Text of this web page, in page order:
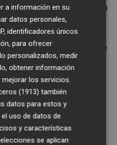
condujera a una
La situación actual
guerra en Ucrania
de los precios de
Brent ha pasado de
año a 120 dólares
de estímulo de
y Biden han
a información en su
datos personales,
identificadores únicos
para ofrecer
personalizados, medir
obtener información
mejorar los servicios.
(1913) también
datos para estos y
uso de datos de
y características
se aplican